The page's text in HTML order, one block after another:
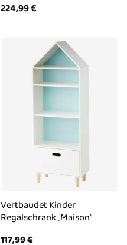
224,99€
Vertbaudet Kinder
Regalschrank „Maison“
117,99€